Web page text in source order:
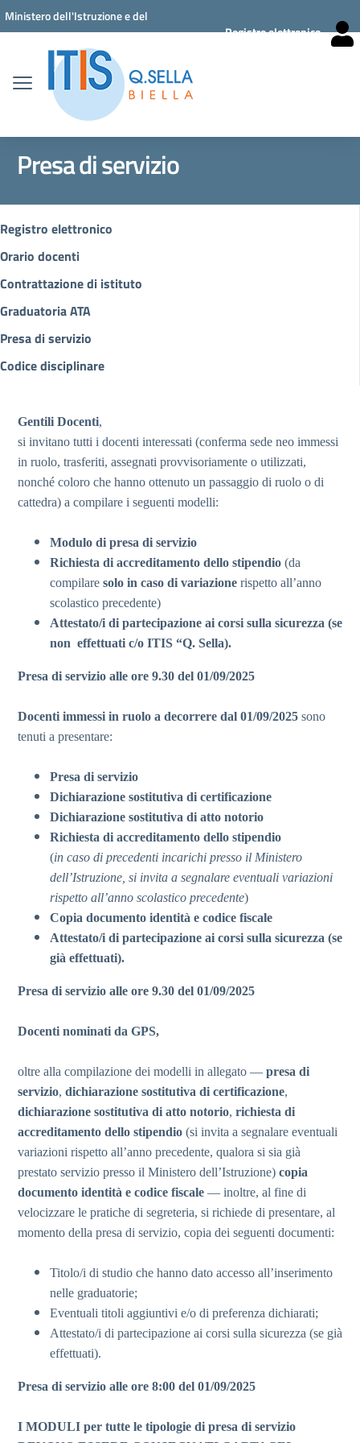
Vai ai contenuti
Vai al menu di navigazione
Vai al footer
Ministero dell'Istruzione e del
Registro elettronico
Presa di servizio
Registro elettronico
Orario docenti
Contrattazione di istituto
Graduatoria ATA
Presa di servizio
Codice disciplinare
Gentili Docenti,
si invitano tutti i docenti interessati (conferma sede neo immessi
in ruolo, trasferiti, assegnati provvisoriamente o utilizzati,
nonché coloro che hanno ottenuto un passaggio di ruolo o di
cattedra) a compilare i seguenti modelli:
Modulo di presa di servizio
Richiesta di accreditamento dello stipendio (da
compilare solo in caso di variazione rispetto all’anno
scolastico precedente)
Attestato/i di partecipazione ai corsi sulla sicurezza (se
non effettuati c/o ITIS “Q. Sella).
Presa di servizio alle ore 9.30 del 01/09/2025
Docenti immessi in ruolo a decorrere dal 01/09/2025 sono
tenuti a presentare:
Presa di servizio
Dichiarazione sostitutiva di certificazione
Dichiarazione sostitutiva di atto notorio
Richiesta di accreditamento dello stipendio
(in caso di precedenti incarichi presso il Ministero
dell’Istruzione, si invita a segnalare eventuali variazioni
rispetto all’anno scolastico precedente)
Copia documento identità e codice fiscale
Attestato/i di partecipazione ai corsi sulla sicurezza (se
già effettuati).
Presa di servizio alle ore 9.30 del 01/09/2025
Docenti nominati da GPS,
oltre alla compilazione dei modelli in allegato — presa di
servizio, dichiarazione sostitutiva di certificazione,
dichiarazione sostitutiva di atto notorio, richiesta di
accreditamento dello stipendio (si invita a segnalare eventuali
variazioni rispetto all’anno precedente, qualora si sia già
prestato servizio presso il Ministero dell’Istruzione) copia
documento identità e codice fiscale — inoltre, al fine di
velocizzare le pratiche di segreteria, si richiede di presentare, al
momento della presa di servizio, copia dei seguenti documenti:
Titolo/i di studio che hanno dato accesso all’inserimento
nelle graduatorie;
Eventuali titoli aggiuntivi e/o di preferenza dichiarati;
Attestato/i di partecipazione ai corsi sulla sicurezza (se già
effettuati).
Presa di servizio alle ore 8:00 del 01/09/2025
I MODULI per tutte le tipologie di presa di servizio